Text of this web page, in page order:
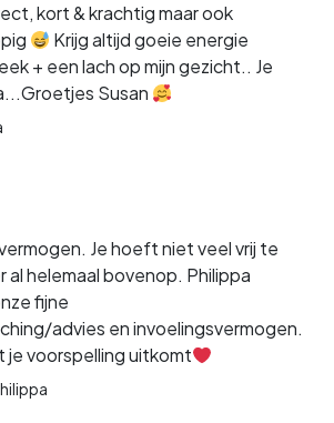
kort & krachtig maar ook
Krijg altijd goeie energie
+ een lach op mijn gezicht.. Je
Susan
Je hoeft niet veel vrij te
al helemaal bovenop. Philippa
fijne
advies en invoelingsvermogen.
je voorspelling uitkomt